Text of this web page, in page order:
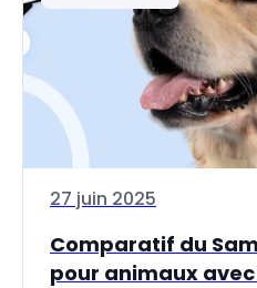
27 juin 2025
Comparatif du
pour animaux